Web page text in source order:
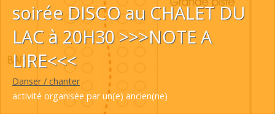
soirée DISCO au CHALET DU
LAC à 20H30 >>>NOTE A
LIRE<<<
Danser / chanter
activité organisée par un(e) ancien(ne)